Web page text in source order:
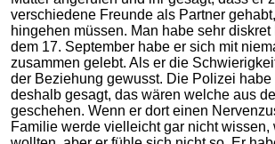
verschiedene Freunde als Partner
hingehen müssen. Man habe sehr
dem 17. September habe er sich mit
zusammen gelebt. Als er die
der Beziehung gewusst. Die Polizei
deshalb gesagt, das wären welche aus
geschehen. Wenn er dort einen
Familie werde vielleicht gar nicht